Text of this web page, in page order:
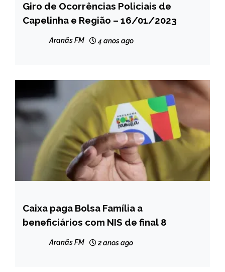
CAPELINHA
NOTÍCIAS
Giro de Ocorrências Policiais de
Capelinha e Região – 16/01/2023
Aranãs FM 4 anos ago
BRASIL
NOTÍCIAS
Caixa paga Bolsa Família a
beneficiários com NIS de final 8
Aranãs FM 2 anos ago